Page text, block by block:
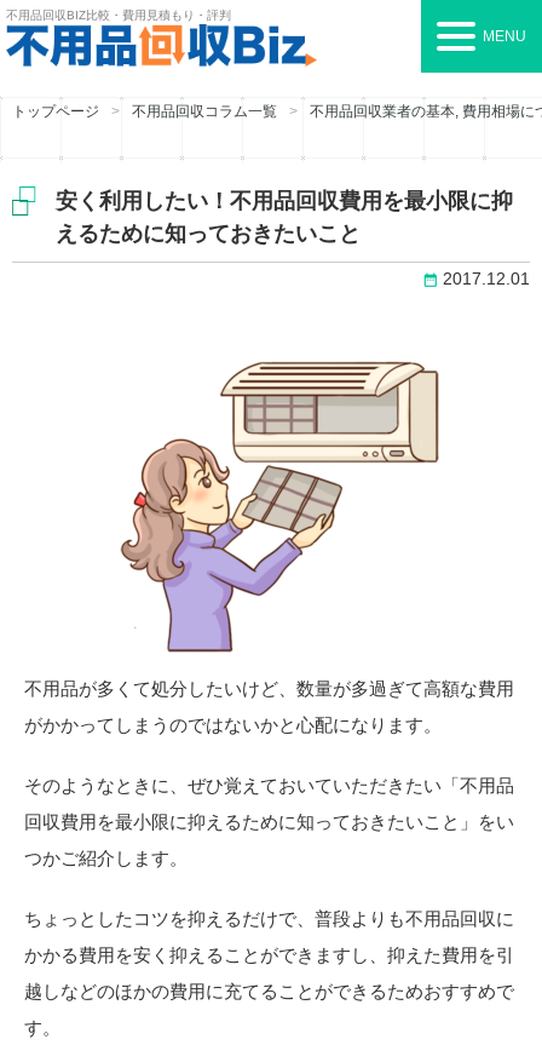
不用品回収BIZ比較・費用見積もり・評判
MENU
トップページ 不用品回収コラム一覧 不用品回収業者の基本, 費用相場に
安く利用したい！不用品回収費用を最小限に抑
えるために知っておきたいこと
2017.12.01
不用品が多くて処分したいけど、数量が多過ぎて高額な費用
がかかってしまうのではないかと心配になります。
そのようなときに、ぜひ覚えておいていただきたい「不用品
回収費用を最小限に抑えるために知っておきたいこと」をい
つかご紹介します。
ちょっとしたコツを抑えるだけで、普段よりも不用品回収に
かかる費用を安く抑えることができますし、抑えた費用を引
越しなどのほかの費用に充てることができるためおすすめで
す。